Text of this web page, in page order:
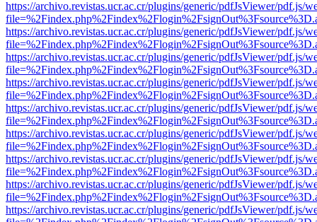
https://archivo.revistas.ucr.ac.cr/plugins/generic/pdfJsViewer/pdf.js/
https://archivo.revistas.ucr.ac.cr/plugins/generic/pdfJsViewer/pdf.js/
https://archivo.revistas.ucr.ac.cr/plugins/generic/pdfJsViewer/pdf.js/
https://archivo.revistas.ucr.ac.cr/plugins/generic/pdfJsViewer/pdf.js/
https://archivo.revistas.ucr.ac.cr/plugins/generic/pdfJsViewer/pdf.js/
https://archivo.revistas.ucr.ac.cr/plugins/generic/pdfJsViewer/pdf.js/
https://archivo.revistas.ucr.ac.cr/plugins/generic/pdfJsViewer/pdf.js/
https://archivo.revistas.ucr.ac.cr/plugins/generic/pdfJsViewer/pdf.js/
https://archivo.revistas.ucr.ac.cr/plugins/generic/pdfJsViewer/pdf.js/